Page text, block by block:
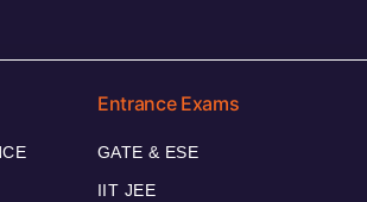
Entrance Exams
GATE & ESE
IIT JEE